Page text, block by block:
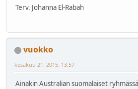
Terv. Johanna El-Rabah
vuokko
kesäkuu 21, 2015, 13:57
Ainakin Australian suomalaiset